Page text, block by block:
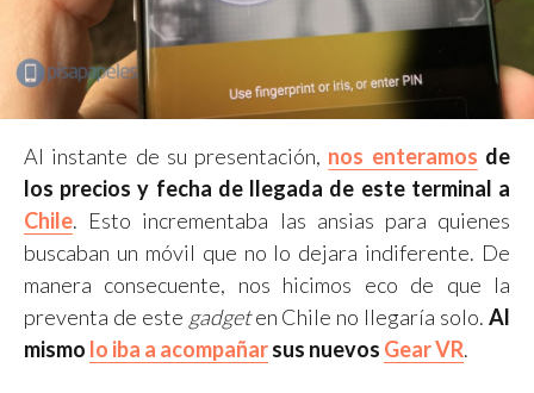
Al instante de su presentación, nos enteramos de
los precios y fecha de llegada de este terminal a
Chile. Esto incrementaba las ansias para quienes
buscaban un móvil que no lo dejara indiferente. De
manera consecuente, nos hicimos eco de que la
preventa de este gadgeten Chile no llegaría solo.Al
mismo lo iba a acompañarsus nuevos Gear VR.